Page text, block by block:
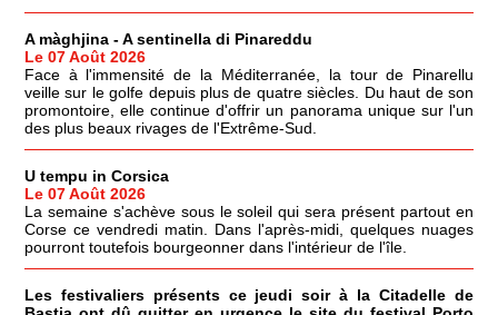
A màghjina - A sentinella di Pinareddu
Le 07 Août 2026
Face à l'immensité de la Méditerranée, la tour de Pinarellu
veille sur le golfe depuis plus de quatre siècles. Du haut de son
promontoire, elle continue d'offrir un panorama unique sur l'un
des plus beaux rivages de l'Extrême-Sud.
U tempu in Corsica
Le 07 Août 2026
La semaine s'achève sous le soleil qui sera présent partout en
Corse ce vendredi matin. Dans l'après-midi, quelques nuages
pourront toutefois bourgeonner dans l'intérieur de l'île.
Les festivaliers présents ce jeudi soir à la Citadelle de